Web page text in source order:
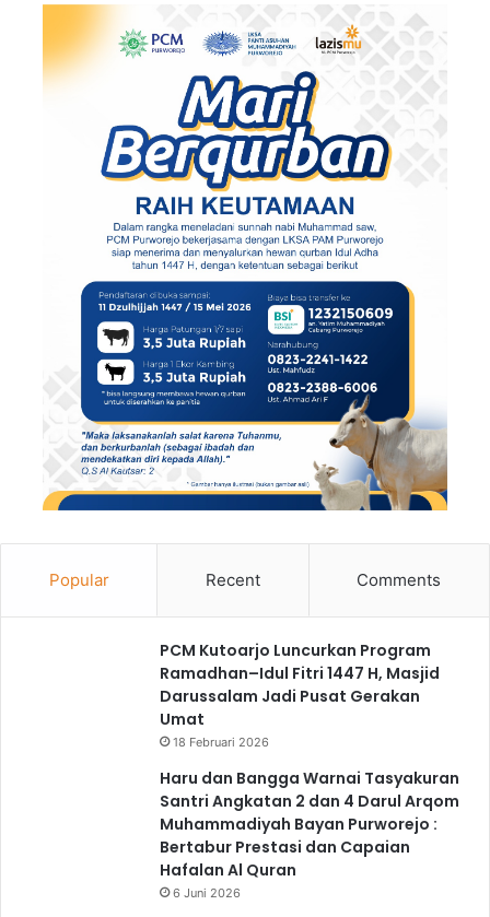
Popular Recent Comments
PCM Kutoarjo Luncurkan Program
Ramadhan–Idul Fitri 1447 H, Masjid
Darussalam Jadi Pusat Gerakan
Umat
18 Februari 2026
Haru dan Bangga Warnai Tasyakuran
Santri Angkatan 2 dan 4 Darul Arqom
Muhammadiyah Bayan Purworejo :
Bertabur Prestasi dan Capaian
Hafalan Al Quran
6 Juni 2026